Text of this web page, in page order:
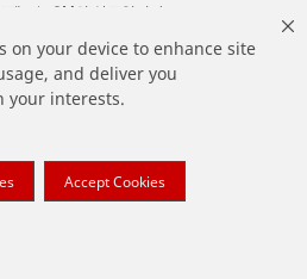
on your device to enhance site
and deliver you
your interests.
Accept Cookies
랜드는 3M의 상표입니다.